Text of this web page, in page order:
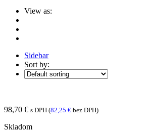
View as:
Sidebar
Sort by:
98,70 € s DPH (82,25 € bez DPH)
Skladom